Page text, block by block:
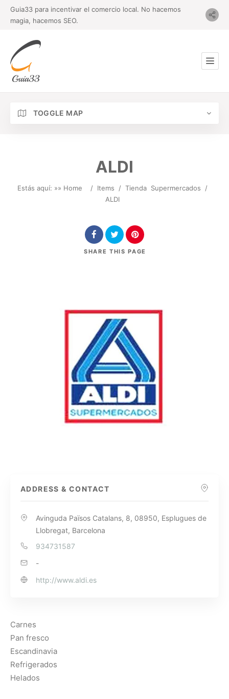
Guia33 para incentivar el comercio local. No hacemos
magia, hacemos SEO.
TOGGLE MAP
ALDI
Estás aquí: »» Home / Items / Tienda Supermercados
/
ALDI
SHARE THIS PAGE
ADDRESS & CONTACT
Avinguda Països Catalans, 8, 08950, Esplugues de
Llobregat, Barcelona
934731587
-
http://www.aldi.es
Carnes
Pan fresco
Escandinavia
Refrigerados
Helados